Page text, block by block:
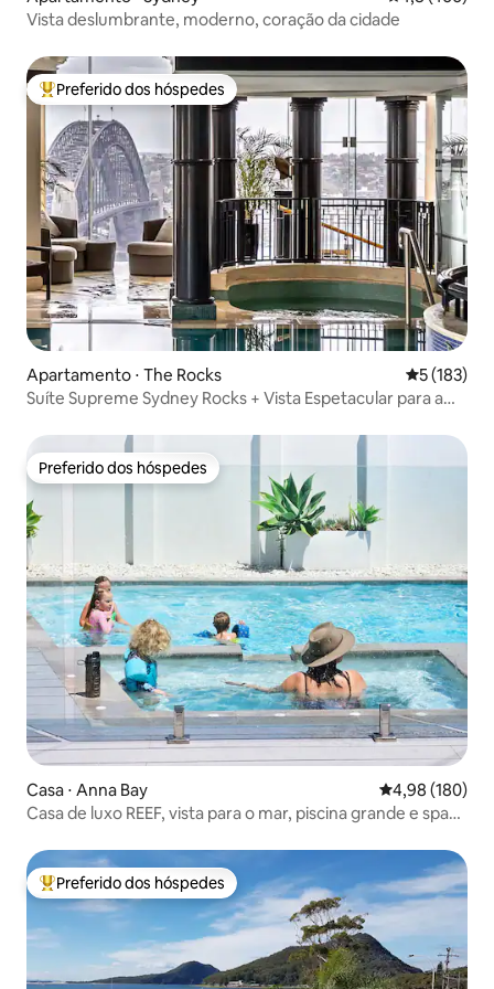
Vista deslumbrante, moderno, coração da cidade
Entre os melhores preferidos dos hóspedes
Preferido dos hóspedes
Apartamento ⋅ The Rocks 5 de uma
5 (183)
Suíte Supreme Sydney Rocks + Vista Espetacular para a
Preferido dos hóspedes
Preferido dos hóspedes
Casa ⋅ Anna Bay 4,98 de uma
4,98 (180)
Casa de luxo REEF, vista para o mar, piscina grande e spa
Entre os melhores preferidos dos hóspedes
Preferido dos hóspedes